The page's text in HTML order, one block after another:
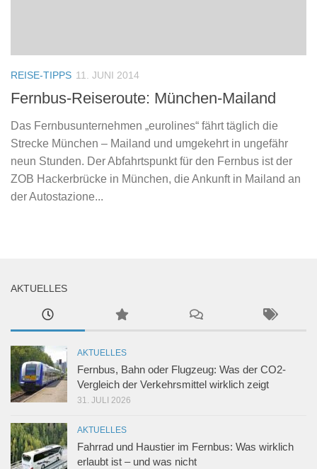
REISE-TIPPS 11. JUNI 2014
Fernbus-Reiseroute: München-Mailand
Das Fernbusunternehmen „eurolines“ fährt täglich die
Strecke München – Mailand und umgekehrt in ungefähr
neun Stunden. Der Abfahrtspunkt für den Fernbus ist der
ZOB Hackerbrücke in München, die Ankunft in Mailand an
der Autostazione...
AKTUELLES
AKTUELLES
Fernbus, Bahn oder Flugzeug: Was der CO2-
Vergleich der Verkehrsmittel wirklich zeigt
31. JULI 2026
AKTUELLES
Fahrrad und Haustier im Fernbus: Was wirklich
erlaubt ist – und was nicht